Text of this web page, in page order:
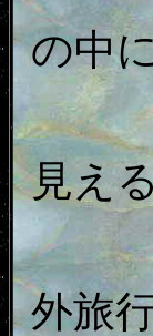
の中
見え
外旅